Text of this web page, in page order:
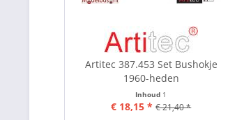
Artitec 387.453 Set Bushokje
1960-heden
Inhoud 1
€ 18,15 * € 21,40 *